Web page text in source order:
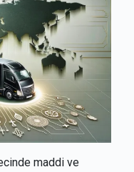
maddi ve